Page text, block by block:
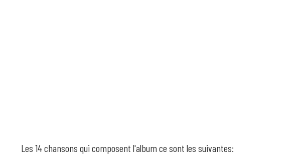
Les 14 chansons qui composent l'album ce sont les suivantes: